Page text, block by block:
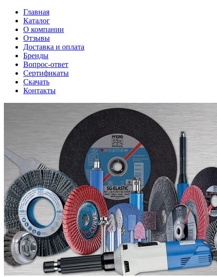
Главная
Каталог
О компании
Отзывы
Доставка и оплата
Бренды
Вопрос-ответ
Сертификаты
Скачать
Контакты